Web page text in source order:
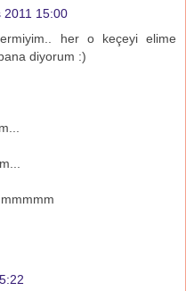
2011 15:00
her o keçeyi elime
diyorum :)